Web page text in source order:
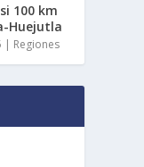
100 km
Huejutla
| Regiones